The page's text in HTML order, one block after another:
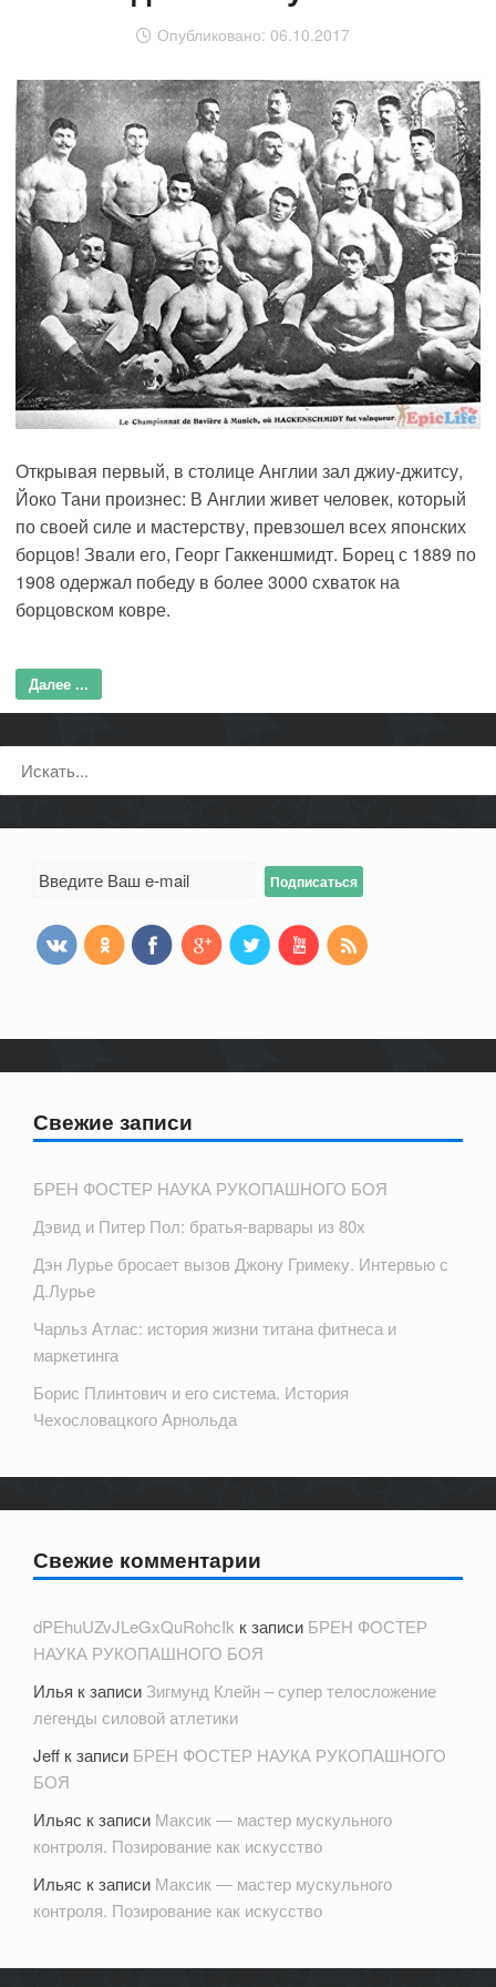
Опубликовано: 06.10.2017
Открывая первый, в столице Англии зал джиу-джитсу,
Йоко Тани произнес: В Англии живет человек, который
по своей силе и мастерству, превзошел всех японских
борцов! Звали его, Георг Гаккеншмидт. Борец с 1889 по
1908 одержал победу в более 3000 схваток на
борцовском ковре.
Далее ...
Свежие записи
БРЕН ФОСТЕР НАУКА РУКОПАШНОГО БОЯ
Дэвид и Питер Пол: братья-варвары из 80х
Дэн Лурье бросает вызов Джону Гримеку. Интервью с
Д.Лурье
Чарльз Атлас: история жизни титана фитнеса и
маркетинга
Борис Плинтович и его система. История
Чехословацкого Арнольда
Свежие комментарии
dPEhuUZvJLeGxQuRohcIk к записи БРЕН ФОСТЕР
НАУКА РУКОПАШНОГО БОЯ
Илья к записи Зигмунд Клейн – супер телосложение
легенды силовой атлетики
Jeff к записи БРЕН ФОСТЕР НАУКА РУКОПАШНОГО
БОЯ
Ильяс к записи Максик — мастер мускульного
контроля. Позирование как искусство
Ильяс к записи Максик — мастер мускульного
контроля. Позирование как искусство